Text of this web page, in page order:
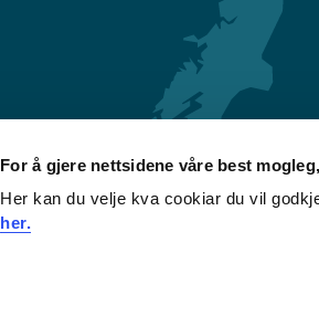
For å gjere nettsidene våre best
Her kan du velje kva cookiar du vil
her.